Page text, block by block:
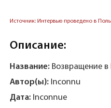
Источник: Интервью проведено в
Описание:
Название: Возвращение
Автор(ы): Inconnu
Дата: Inconnue